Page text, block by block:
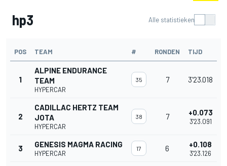
hp3 Alle statistieken
POS TEAM # RONDEN TIJD
1
ALPINE ENDURANCE
TEAM
HYPERCAR
35 7 3'23.018
2
CADILLAC HERTZ TEAM
JOTA
HYPERCAR
38 7 +0.073
3'23.091
3 GENESIS MAGMA RACING
HYPERCAR
17 6 +0.108
3'23.126